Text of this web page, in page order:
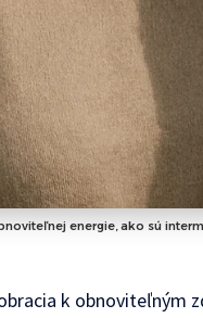
energie, ako sú
k obnoviteľným